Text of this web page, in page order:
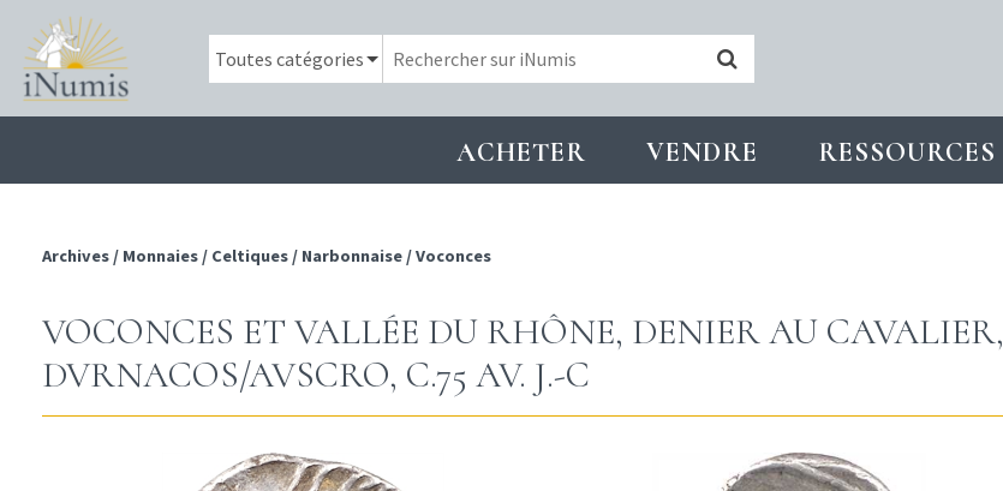
ACHETER VENDRE RESSOURCES
Archives / Monnaies / Celtiques / Narbonnaise /Voconces
VOCONCES ET VALLÉE DU RHÔNE, DENIER AU CAVALIER,
DVRNACOS/AVSCRO, C.75 AV. J.-C